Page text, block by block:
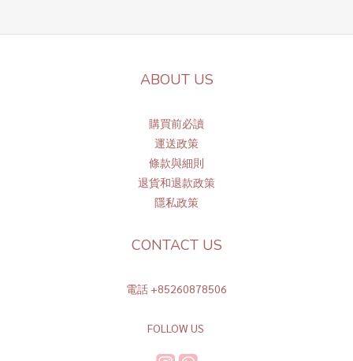
ABOUT US
購買前必讀
運送政策
條款與細則
退貨和退款政策
隱私政策
CONTACT US
電話 +85260878506
FOLLOW US